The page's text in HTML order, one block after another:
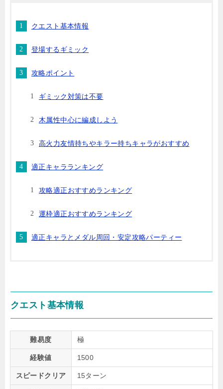
クエスト基本情報
登場するギミック
攻略ポイント
ギミック対策は不要
木属性中心に編成しよう
高火力友情持ちやキラー持ちキャラがおすすめ
適正キャラランキング
攻略適正おすすめランキング
運枠適正おすすめランキング
適正キャラとメダル周回・安定攻略パーティー
クエスト基本情報
難易度 極
経験値 1500
スピードクリア 15ターン